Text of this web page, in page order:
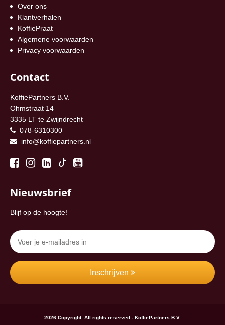
Over ons
Klantverhalen
KoffiePraat
Algemene voorwaarden
Privacy voorwaarden
Contact
KoffiePartners B.V.
Ohmstraat 14
3335 LT te Zwijndrecht
078-6310300
info@koffiepartners.nl
Nieuwsbrief
Blijf op de hoogte!
Inschrijven
2026 Copyright. All rights reserved - KoffiePartners B.V.